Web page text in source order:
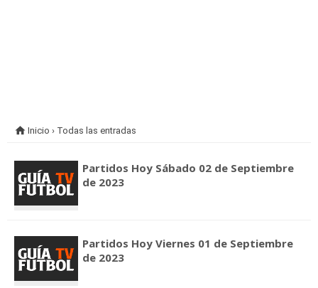
 Inicio › Todas las entradas
Partidos Hoy Sábado 02 de Septiembre
de 2023
Partidos Hoy Viernes 01 de Septiembre
de 2023